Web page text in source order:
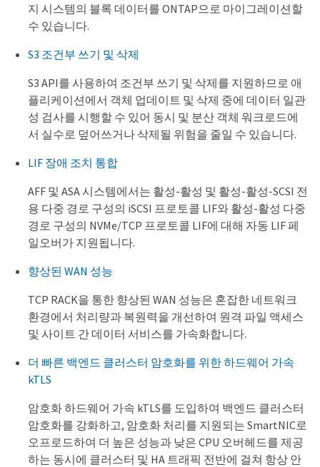
지 시스템의 블록 데이터를 ONTAP으로 마이그레이션할
수 있습니다.
S3 조건부 쓰기 및 삭제
S3 API를 사용하여 조건부 쓰기 및 삭제를 지원하므로 애
플리케이션에서 객체 업데이트 및 삭제 중에 데이터 일관
성 검사를 시행할 수 있어 동시 및 분산 객체 워크로드에
서 실수로 덮어쓰거나 삭제될 위험을 줄일 수 있습니다.
LIF 장애 조치 통합
AFF 및 ASA 시스템에서는 활성-활성 및 활성-활성-SCSI 전
용 다중 경로 구성의 iSCSI 프로토콜 LIF와 활성-활성 다중
경로 구성의 NVMe/TCP 프로토콜 LIF에 대해 자동 LIF 페
일오버가 지원됩니다.
향상된 WAN 성능
TCP RACK을 통한 향상된 WAN 성능은 혼잡한 네트워크
환경에서 처리량과 복원력을 개선하여 원격 파일 액세스
및 사이트 간 데이터 서비스를 가속화합니다.
더 빠른 백엔드 클러스터 암호화를 위한 하드웨어 가속
kTLS
암호화 하드웨어 가속 kTLS를 도입하여 백엔드 클러스터
암호화를 강화하고, 암호화 처리를 지원되는 SmartNIC로
오프로드하여 더 높은 성능과 낮은 CPU 오버헤드를 제공
하는 동시에 클러스터 및 HA 트래픽 전반에 걸쳐 항상 안